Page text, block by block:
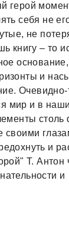
герой
себя не
не
книгу – то
и
Очевидно-
мир и в
столь
и
Т. Антон
и